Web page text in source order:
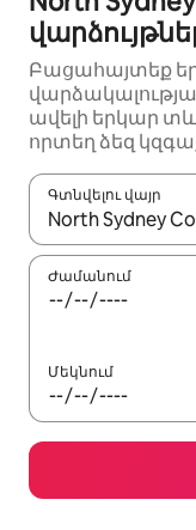
Բացահայտեք
ավելի երկար
որտեղ ձեզ
Գտնվելու վայր
Երբ
Ժամանում
Մեկնում